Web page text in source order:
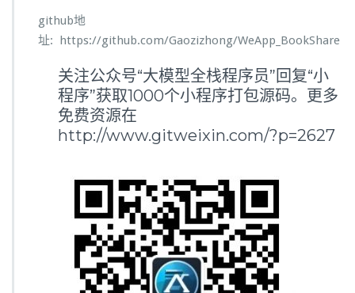
github地
址: https://github.com/Gaozizhong/WeApp_BookShare
关注公众号“大模型全栈程序员”回复“小
程序”获取1000个小程序打包源码。更多
免费资源在
http://www.gitweixin.com/?p=2627